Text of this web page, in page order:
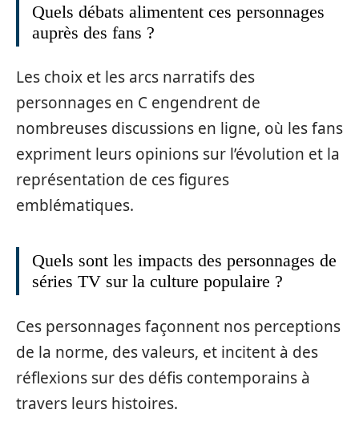
Quels débats alimentent ces personnages
auprès des fans ?
Les choix et les arcs narratifs des
personnages en C engendrent de
nombreuses discussions en ligne, où les fans
expriment leurs opinions sur l’évolution et la
représentation de ces figures
emblématiques.
Quels sont les impacts des personnages de
séries TV sur la culture populaire ?
Ces personnages façonnent nos perceptions
de la norme, des valeurs, et incitent à des
réflexions sur des défis contemporains à
travers leurs histoires.